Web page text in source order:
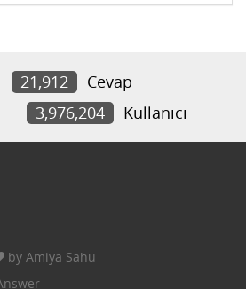
21,912
Cevap
3,976,204 Kullanıcı
by Amiya Sahu